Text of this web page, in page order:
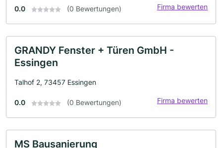
0.0 (0 Bewertungen) Firma bewerten
GRANDY Fenster + Türen GmbH -
Essingen
Talhof 2, 73457 Essingen
0.0 (0 Bewertungen) Firma bewerten
MS Bausanierung